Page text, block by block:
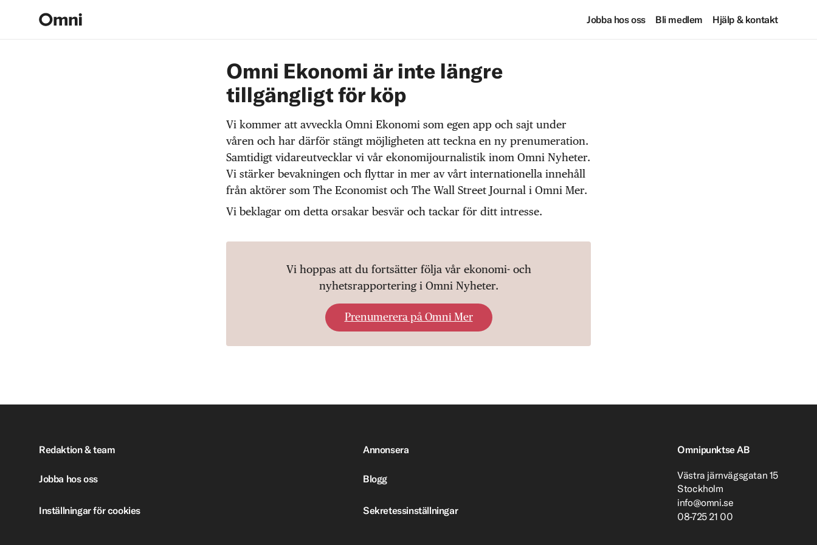
Jobba hos oss Bli medlem Hjälp & kontakt
Omni Ekonomi är inte längre
tillgängligt för köp
Vi kommer att avveckla Omni Ekonomi som egen app och sajt under
våren och har därför stängt möjligheten att teckna en ny prenumeration.
Samtidigt vidareutvecklar vi vår ekonomijournalistik inom Omni Nyheter.
Vi stärker bevakningen och flyttar in mer av vårt internationella innehåll
från aktörer som The Economist och The Wall Street Journal i Omni Mer.
Vi beklagar om detta orsakar besvär och tackar för ditt intresse.
Vi hoppas att du fortsätter följa vår ekonomi- och
nyhetsrapportering i Omni Nyheter.
Prenumerera på Omni Mer
Redaktion & team Annonsera
Jobba hos oss Blogg
Inställningar för cookies Sekretessinställningar
Omnipunktse AB
Västra järnvägsgatan 15
Stockholm
info@omni.se
08-725 21 00